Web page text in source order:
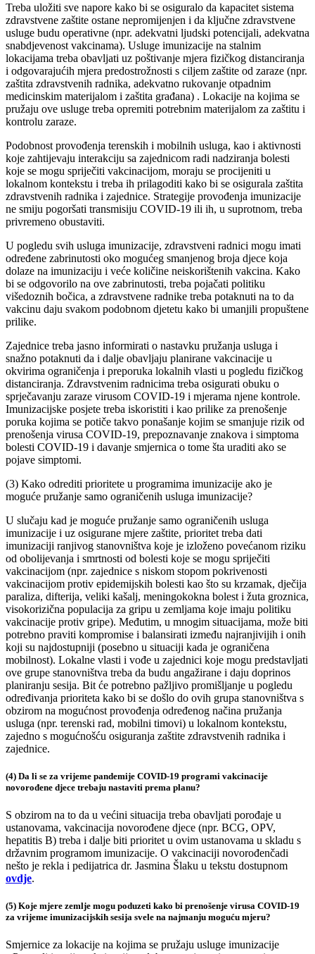
Treba uložiti sve napore kako bi se osiguralo da kapacitet sistema
zdravstvene zaštite ostane nepromijenjen i da ključne zdravstvene
usluge budu operativne (npr. adekvatni ljudski potencijali, adekvatna
snabdjevenost vakcinama). Usluge imunizacije na stalnim
lokacijama treba obavljati uz poštivanje mjera fizičkog distanciranja
i odgovarajućih mjera predostrožnosti s ciljem zaštite od zaraze (npr.
zaštita zdravstvenih radnika, adekvatno rukovanje otpadnim
medicinskim materijalom i zaštita građana) . Lokacije na kojima se
pružaju ove usluge treba opremiti potrebnim materijalom za zaštitu i
kontrolu zaraze.
Podobnost provođenja terenskih i mobilnih usluga, kao i aktivnosti
koje zahtijevaju interakciju sa zajednicom radi nadziranja bolesti
koje se mogu spriječiti vakcinacijom, moraju se procijeniti u
lokalnom kontekstu i treba ih prilagoditi kako bi se osigurala zaštita
zdravstvenih radnika i zajednice. Strategije provođenja imunizacije
ne smiju pogoršati transmisiju COVID-19 ili ih, u suprotnom, treba
privremeno obustaviti.
U pogledu svih usluga imunizacije, zdravstveni radnici mogu imati
određene zabrinutosti oko mogućeg smanjenog broja djece koja
dolaze na imunizaciju i veće količine neiskorištenih vakcina. Kako
bi se odgovorilo na ove zabrinutosti, treba pojačati politiku
višedoznih bočica, a zdravstvene radnike treba potaknuti na to da
vakcinu daju svakom podobnom djetetu kako bi umanjili propuštene
prilike.
Zajednice treba jasno informirati o nastavku pružanja usluga i
snažno potaknuti da i dalje obavljaju planirane vakcinacije u
okvirima ograničenja i preporuka lokalnih vlasti u pogledu fizičkog
distanciranja. Zdravstvenim radnicima treba osigurati obuku o
sprječavanju zaraze virusom COVID-19 i mjerama njene kontrole.
Imunizacijske posjete treba iskoristiti i kao prilike za prenošenje
poruka kojima se potiče takvo ponašanje kojim se smanjuje rizik od
prenošenja virusa COVID-19, prepoznavanje znakova i simptoma
bolesti COVID-19 i davanje smjernica o tome šta uraditi ako se
pojave simptomi.
(3) Kako odrediti prioritete u programima imunizacije ako je
moguće pružanje samo ograničenih usluga imunizacije?
U slučaju kad je moguće pružanje samo ograničenih usluga
imunizacije i uz osigurane mjere zaštite, prioritet treba dati
imunizaciji ranjivog stanovništva koje je izloženo povećanom riziku
od obolijevanja i smrtnosti od bolesti koje se mogu spriječiti
vakcinacijom (npr. zajednice s niskom stopom pokrivenosti
vakcinacijom protiv epidemijskih bolesti kao što su krzamak, dječija
paraliza, difterija, veliki kašalj, meningokokna bolest i žuta groznica,
visokorizična populacija za gripu u zemljama koje imaju politiku
vakcinacije protiv gripe). Međutim, u mnogim situacijama, može biti
potrebno praviti kompromise i balansirati između najranjivijih i onih
koji su najdostupniji (posebno u situaciji kada je ograničena
mobilnost). Lokalne vlasti i vođe u zajednici koje mogu predstavljati
ove grupe stanovništva treba da budu angažirane i daju doprinos
planiranju sesija. Bit će potrebno pažljivo promišljanje u pogledu
određivanja prioriteta kako bi se došlo do ovih grupa stanovništva s
obzirom na mogućnost provođenja određenog načina pružanja
usluga (npr. terenski rad, mobilni timovi) u lokalnom kontekstu,
zajedno s mogućnošću osiguranja zaštite zdravstvenih radnika i
zajednice.
(4) Da li se za vrijeme pandemije COVID-19 programi vakcinacije
novorođene djece trebaju nastaviti prema planu?
S obzirom na to da u većini situacija treba obavljati porođaje u
ustanovama, vakcinacija novorođene djece (npr. BCG, OPV,
hepatitis B) treba i dalje biti prioritet u ovim ustanovama u skladu s
državnim programom imunizacije. O vakcinaciji novorođenčadi
nešto je rekla i pedijatrica dr. Jasmina Šlaku u tekstu dostupnom
ovdje.
(5) Koje mjere zemlje mogu poduzeti kako bi prenošenje virusa COVID-19
za vrijeme imunizacijskih sesija svele na najmanju moguću mjeru?
Smjernice za lokacije na kojima se pružaju usluge imunizacije